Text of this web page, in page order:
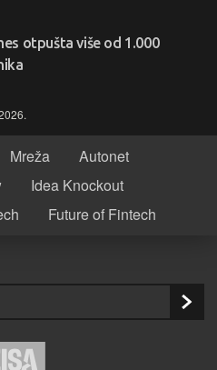
otpušta više od 1.000
Mreža
Autonet
Idea Knockout
Future of Fintech